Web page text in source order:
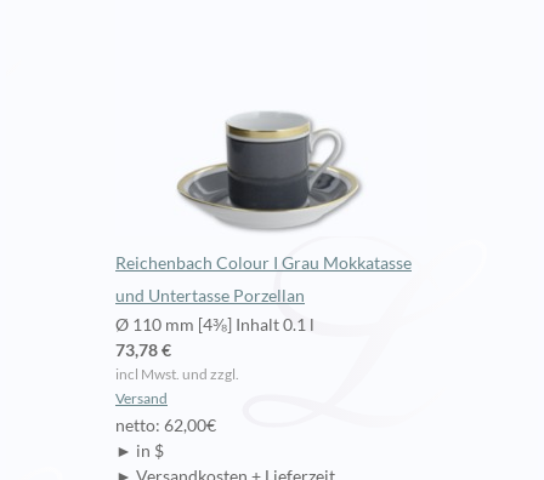
Reichenbach Colour I Grau Mokkatasse
und Untertasse Porzellan
Ø 110 mm [4⅜] Inhalt 0.1 l
73,78 €
incl Mwst. und zzgl.
Versand
netto: 62,00€
► in $